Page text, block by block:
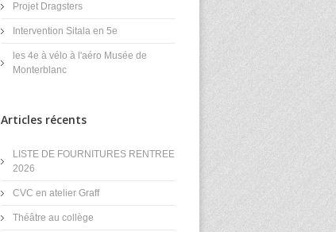
Projet Dragsters
Intervention Sitala en 5e
les 4e à vélo à l'aéro Musée de
Monterblanc
Articles récents
LISTE DE FOURNITURES RENTREE
2026
CVC en atelier Graff
Théâtre au collège